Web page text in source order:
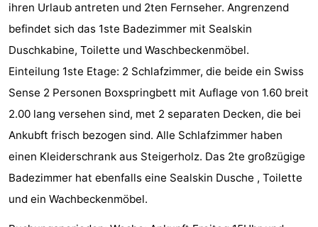
&
Städte
Natur
Führungen
Sport
-
Schwimmbader
-
Radfahren
-
Wandern
-
ihren Urlaub antreten und 2ten Fernseher. Angrenzend
befindet sich das 1ste Badezimmer mit Sealskin
Duschkabine, Toilette und Waschbeckenmöbel.
Einteilung 1ste Etage: 2 Schlafzimmer, die beide ein Swiss
Sense 2 Personen Boxspringbett mit Auflage von 1.60 breit
2.00 lang versehen sind, met 2 separaten Decken, die bei
Ankubft frisch bezogen sind. Alle Schlafzimmer haben
einen Kleiderschrank aus Steigerholz. Das 2te großzügige
Badezimmer hat ebenfalls eine Sealskin Dusche , Toilette
und ein Wachbeckenmöbel.